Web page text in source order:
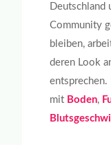
Deutschland
Community
bleiben,
deren Look
entsprechen.
mit Boden,